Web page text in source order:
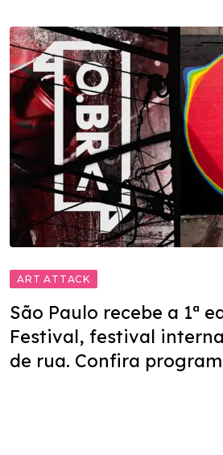
ART ATTACK
São Paulo recebe a 1ª
Festival, festival
de rua. Confira